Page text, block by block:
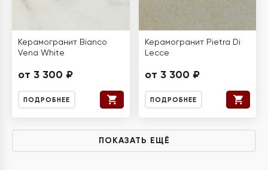
Керамогранит Bianco
Vena White
от 3 300 ₽
ПОДРОБНЕЕ
Керамогранит Pietra Di
Lecce
от 3 300 ₽
ПОДРОБНЕЕ
ПОКАЗАТЬ ЕЩЁ